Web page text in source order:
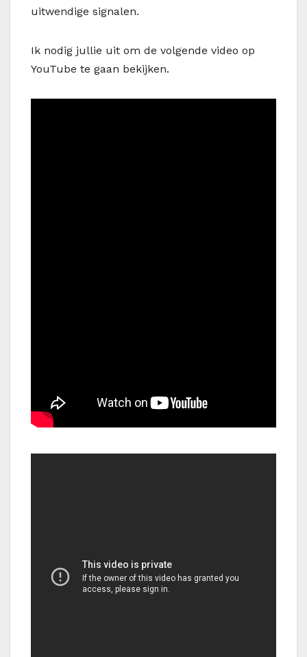
uitwendige signalen.
Ik nodig jullie uit om de volgende video op
YouTube te gaan bekijken.